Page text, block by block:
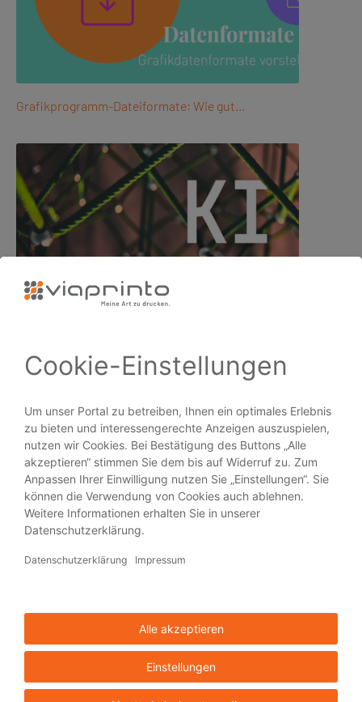
Grafikprogramm-Dateiformate: Wie gut…
PRODUKTE
Broschüren
Flyer
Visitenkarten
Aufkleber
HILFE + SERVICE
Über viaprinto
Kontakt